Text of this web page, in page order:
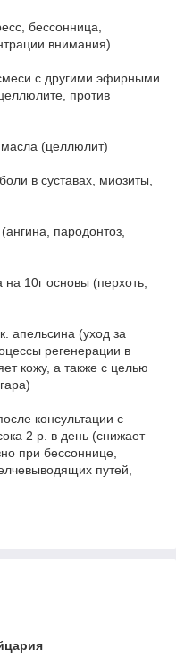
бессонница,
внимания)
с другими эфирными
против
(целлюлит)
в суставах, миозиты,
пародонтоз,
10г основы (перхоть,
апельсина (уход за
регенерации в
кожу, а также с целью
консультации с
2 р. в день (снижает
при бессоннице,
путей,